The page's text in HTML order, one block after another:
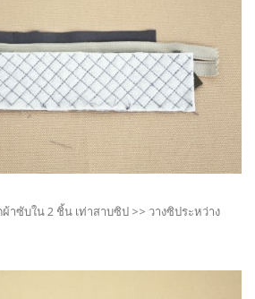
าซับใน 2 ชิ้น เท่าสาบซิป >> วางซิประหว่าง